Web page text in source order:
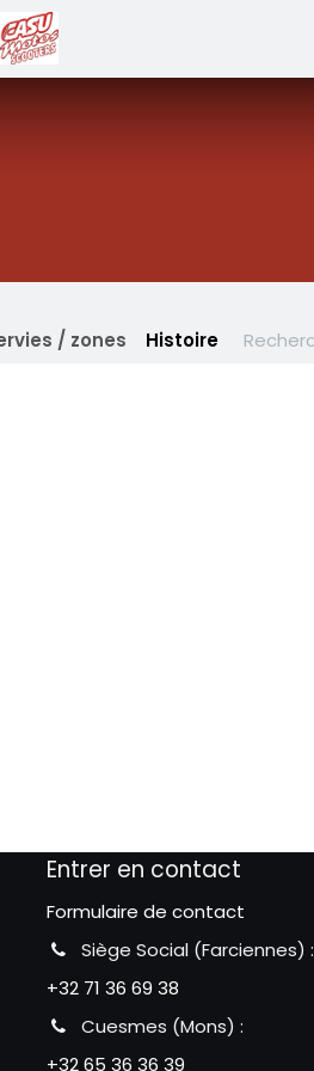
/ zones Histoire
Entrer en contact
Formulaire de contact
Siège Social (Farciennes) :
+32 71 36 69 38
Cuesmes (Mons) :
+32 65 36 36 39